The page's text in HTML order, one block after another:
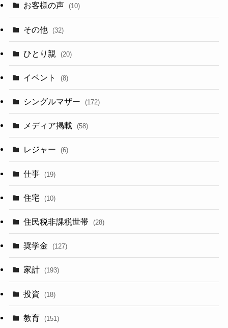
お客様の声 (10)
その他 (32)
ひとり親 (20)
イベント (8)
シングルマザー (172)
メディア掲載 (58)
レジャー (6)
仕事 (19)
住宅 (10)
住民税非課税世帯 (28)
奨学金 (127)
家計 (193)
投資 (18)
教育 (151)